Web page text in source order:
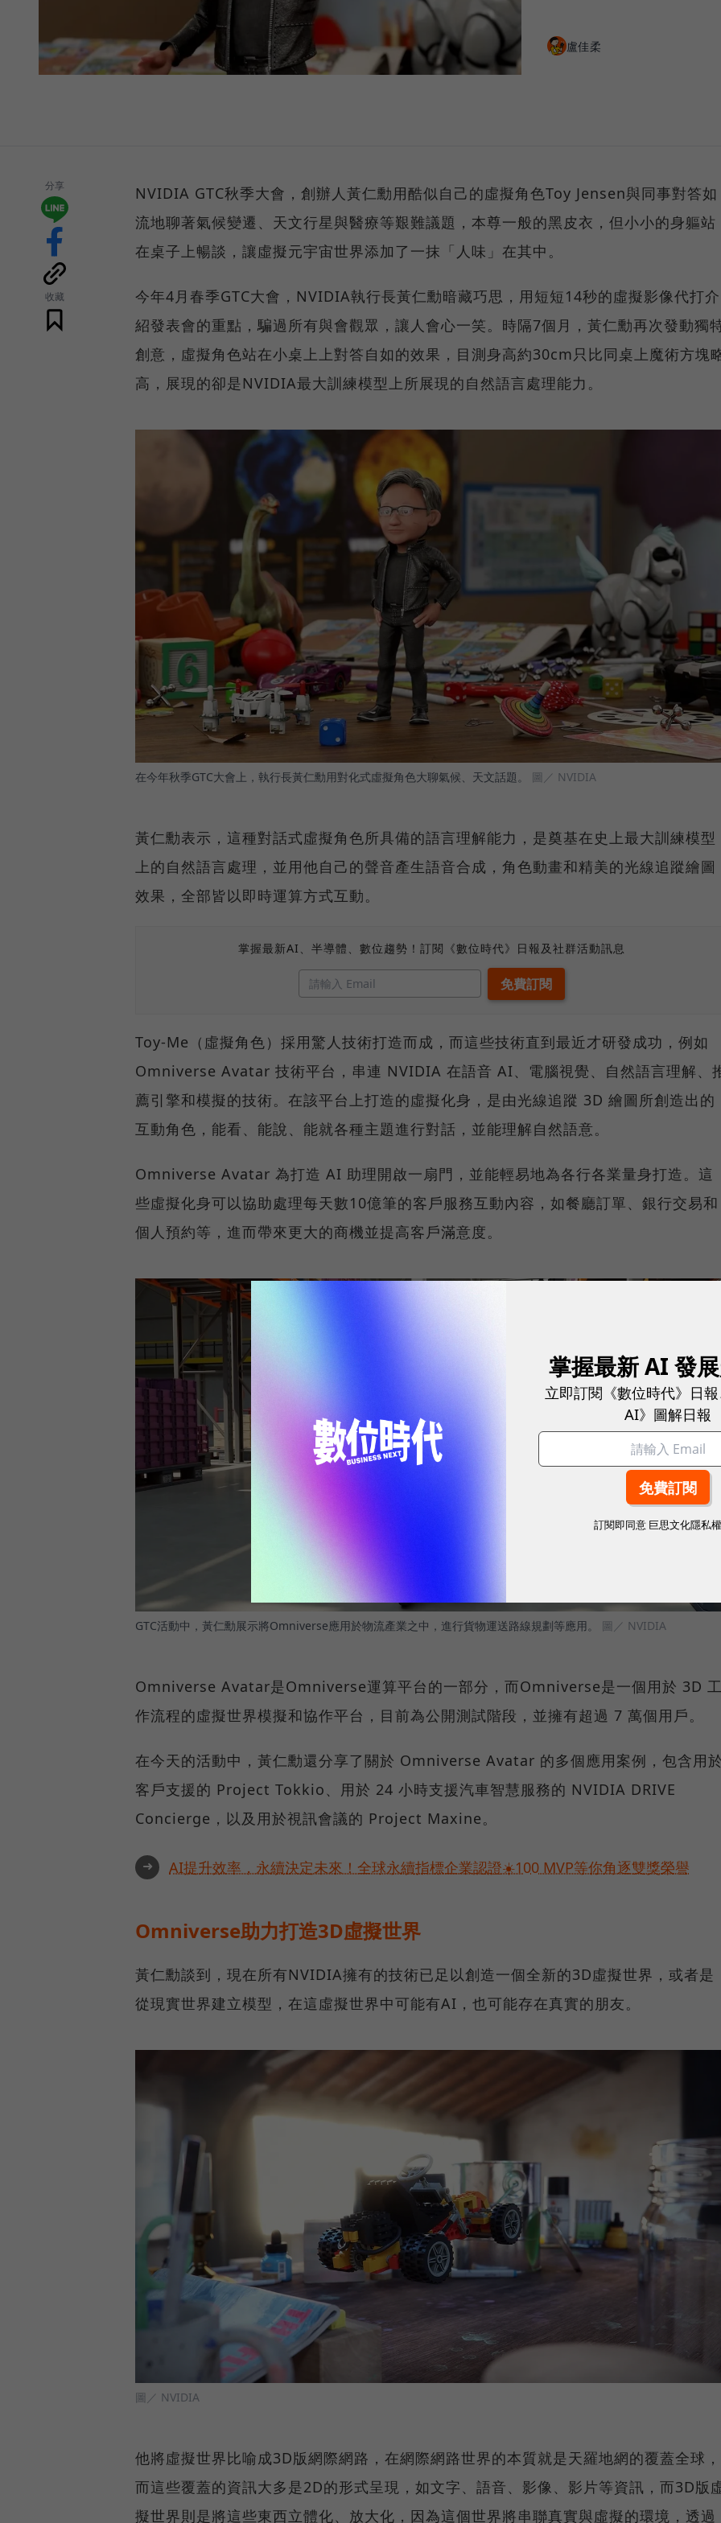
盧佳柔
分享
收藏
NVIDIA GTC秋季大會，創辦人黃仁勳用酷似自己的虛擬角色Toy Jensen與同事對答如
流地聊著氣候變遷、天文行星與醫療等艱難議題，本尊一般的黑皮衣，但小小的身軀站
在桌子上暢談，讓虛擬元宇宙世界添加了一抹「人味」在其中。
今年4月春季GTC大會，NVIDIA執行長黃仁勳暗藏巧思，用短短14秒的虛擬影像代打介
紹發表會的重點，騙過所有與會觀眾，讓人會心一笑。時隔7個月，黃仁勳再次發動獨
創意，虛擬角色站在小桌上上對答自如的效果，目測身高約30cm只比同桌上魔術方塊
高，展現的卻是NVIDIA最大訓練模型上所展現的自然語言處理能力。
在今年秋季GTC大會上，執行長黃仁勳用對化式虛擬角色大聊氣候、天文話題。 圖／ NVIDIA
黃仁勳表示，這種對話式虛擬角色所具備的語言理解能力，是奠基在史上最大訓練模型
上的自然語言處理，並用他自己的聲音產生語音合成，角色動畫和精美的光線追蹤繪圖
效果，全部皆以即時運算方式互動。
掌握最新AI、半導體、數位趨勢！訂閱《數位時代》日報及社群活動訊息
Toy-Me（虛擬角色）採用驚人技術打造而成，而這些技術直到最近才研發成功，例如
Omniverse Avatar 技術平台，串連 NVIDIA 在語音 AI、電腦視覺、自然語言理解、
薦引擎和模擬的技術。在該平台上打造的虛擬化身，是由光線追蹤 3D 繪圖所創造出的
互動角色，能看、能說、能就各種主題進行對話，並能理解自然語意。
Omniverse Avatar 為打造 AI 助理開啟一扇門，並能輕易地為各行各業量身打造。這
些虛擬化身可以協助處理每天數10億筆的客戶服務互動內容，如餐廳訂單、銀行交易和
個人預約等，進而帶來更大的商機並提高客戶滿意度。
GTC活動中，黃仁勳展示將Omniverse應用於物流產業之中，進行貨物運送路線規劃等應用。 圖／ NVIDIA
Omniverse Avatar是Omniverse運算平台的一部分，而Omniverse是一個用於 3D
作流程的虛擬世界模擬和協作平台，目前為公開測試階段，並擁有超過 7 萬個用戶。
在今天的活動中，黃仁勳還分享了關於 Omniverse Avatar 的多個應用案例，包含用
客戶支援的 Project Tokkio、用於 24 小時支援汽車智慧服務的 NVIDIA DRIVE
Concierge，以及用於視訊會議的 Project Maxine。
➜ AI提升效率，永續決定未來！全球永續指標企業認證☀️100 MVP等你角逐雙獎榮譽
Omniverse助力打造3D虛擬世界
黃仁勳談到，現在所有NVIDIA擁有的技術已足以創造一個全新的3D虛擬世界，或者是
從現實世界建立模型，在這虛擬世界中可能有AI，也可能存在真實的朋友。
圖／ NVIDIA
他將虛擬世界比喻成3D版網際網路，在網際網路世界的本質就是天羅地網的覆蓋全球，
而這些覆蓋的資訊大多是2D的形式呈現，如文字、語音、影像、影片等資訊，而3D版
擬世界則是將這些東西立體化、放大化，因為這個世界將串聯真實與虛擬的環境，透過
掌握最新 AI 發
立即訂閱《數位時代》日
AI》圖解日報
訂閱即同意 巨思文化隱私